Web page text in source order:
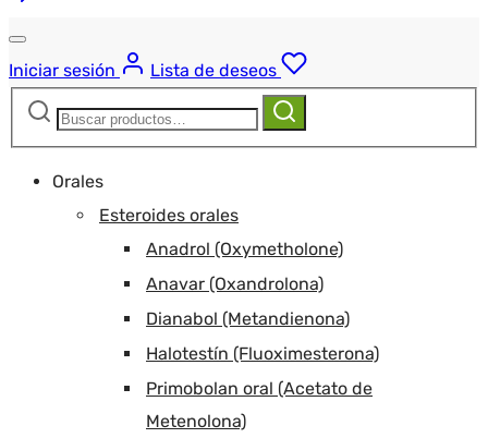
Iniciar sesión
Lista de deseos
Buscar:
Buscar
Orales
Esteroides orales
Anadrol (Oxymetholone)
Anavar (Oxandrolona)
Dianabol (Metandienona)
Halotestín (Fluoximesterona)
Primobolan oral (Acetato de
Metenolona)